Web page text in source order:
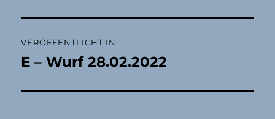
VERÖFFENTLICHT IN
E – Wurf 28.02.2022